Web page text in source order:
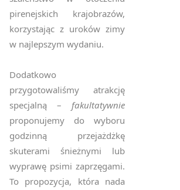
pirenejskich krajobrazów,
korzystając z uroków zimy
w najlepszym wydaniu.
Dodatkowo
przygotowaliśmy atrakcję
specjalną – fakultatywnie
proponujemy do wyboru
godzinną przejażdżkę
skuterami śnieżnymi lub
wyprawę psimi zaprzęgami.
To propozycja, która nada